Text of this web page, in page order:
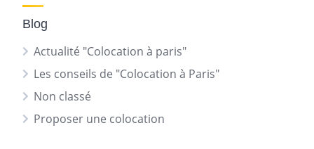
Blog
Actualité "Colocation à paris"
Les conseils de "Colocation à Paris"
Non classé
Proposer une colocation